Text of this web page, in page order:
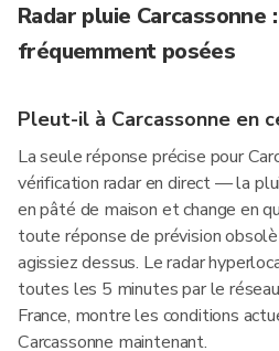
Radar pluie Carcassonne
fréquemment posées
Pleut-il à Carcassonne en
La seule réponse précise pour
vérification radar en direct — la
en pâté de maison et change en
toute réponse de prévision
agissiez dessus. Le radar
toutes les 5 minutes par le
France, montre les conditions
Carcassonne maintenant.